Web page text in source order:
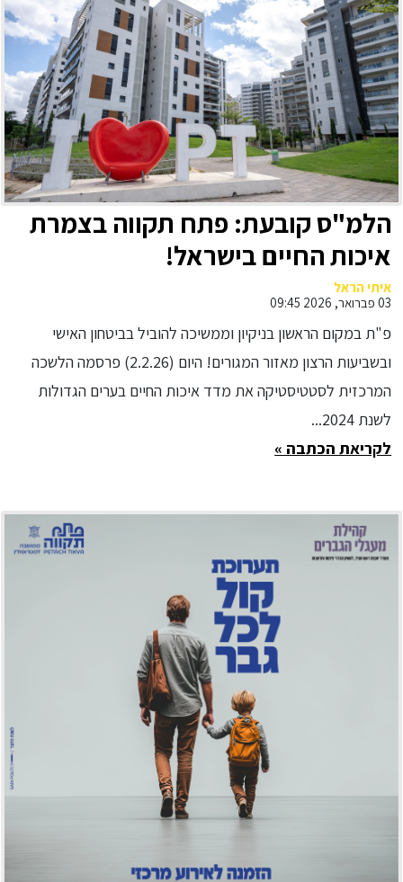
הלמ"ס קובעת: פתח תקווה בצמרת
איכות החיים בישראל!
איתי הראל
03 פברואר, 2026 09:45
פ"ת במקום הראשון בניקיון וממשיכה להוביל בביטחון האישי
ובשביעות הרצון מאזור המגורים! היום (2.2.26) פרסמה הלשכה
המרכזית לסטטיסטיקה את מדד איכות החיים בערים הגדולות
לשנת 2024...
לקריאת הכתבה »